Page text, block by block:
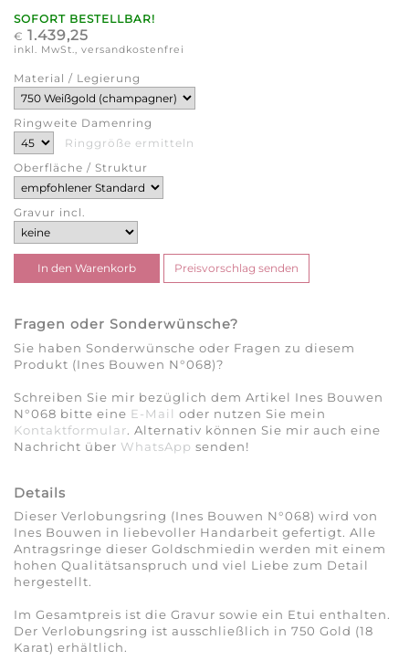
SOFORT BESTELLBAR!
€ 1.439,25
inkl. MwSt., versandkostenfrei
Material / Legierung
Ringweite Damenring
Ringgröße ermitteln
Oberfläche / Struktur
Gravur incl.
Fragen oder Sonderwünsche?
Sie haben Sonderwünsche oder Fragen zu diesem
Produkt (Ines Bouwen N°068)?
Schreiben Sie mir bezüglich dem Artikel Ines Bouwen
N°068 bitte eine E-Mail oder nutzen Sie mein
Kontaktformular. Alternativ können Sie mir auch eine
Nachricht über WhatsApp senden!
Details
Dieser Verlobungsring (Ines Bouwen N°068) wird von
Ines Bouwen in liebevoller Handarbeit gefertigt. Alle
Antragsringe dieser Goldschmiedin werden mit einem
hohen Qualitätsanspruch und viel Liebe zum Detail
hergestellt.
Im Gesamtpreis ist die Gravur sowie ein Etui enthalten.
Der Verlobungsring ist ausschließlich in 750 Gold (18
Karat) erhältlich.